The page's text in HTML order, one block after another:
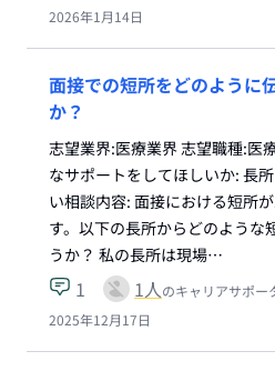
2026年1月14日
面接での短所をどのように
か？
志望業界:医療業界 志望職種:医
なサポートをしてほしいか: 長
い相談内容: 面接における短所
す。以下の長所からどのような
うか？ 私の長所は現場…
1 1人のキャリアサポー
2025年12月17日